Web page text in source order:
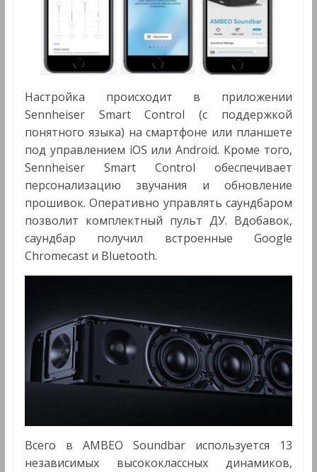
Настройка происходит в приложении
Sennheiser Smart Control (с поддержкой
понятного языка) на смартфоне или планшете
под управлением iOS или Android. Кроме того,
Sennheiser Smart Control обеспечивает
персонализацию звучания и обновление
прошивок. Оперативно управлять саундбаром
позволит комплектный пульт ДУ. Вдобавок,
саундбар получил встроенные Google
Chromecast и Bluetooth.
Всего в AMBEO Soundbar используется 13
независимых высококлассных динамиков,